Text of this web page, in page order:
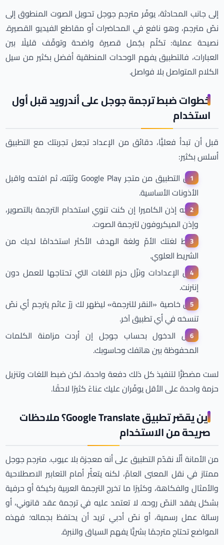
إلى جانب المحادثة، يوفّر مترجم جوجل تحويل الصوت المنطوق إلى
نصّ مترجم، وهو نافع في المحاضرات أو مقاطع الفيديو القصيرة.
نصيحة عملية: تكلّم بجُمل قصيرة واضحة وتوقّف قليلًا بين
العبارات، فالتطبيق يفهم الوحدات المنطقية أفضل بكثير من سيل
الكلام المتواصل بلا فواصل.
خطوات ضبط ترجمة جوجل على أندرويد قبل أول
استخدام
قبل أن تبدأ فعليًّا، دقائق من الإعداد تجعل تجربتك مع التطبيق
أسلس بكثير:
حمّل التطبيق من متجر Google Play وثبّته، ثم افتحه واقبل
الأذونات الأساسية.
امنحه إذن الكاميرا إن كنت تنوي استخدام الترجمة بالتصوير،
وإذن الميكروفون لترجمة الصوت.
اضبط لغتك الأمّ ولغة الهدف الأكثر استخدامًا لديك من
الشريط العلوي.
ادخل الإعدادات ونزّل حزم اللغات التي تحتاجها للعمل دون
إنترنت.
فعّل خاصية «النقر للترجمة» ليظهر لك زرّ عائم يترجم أي نصّ
تنسخه في أي تطبيق آخر.
سجّل الدخول بحساب جوجل إن أردت مزامنة الكلمات
المحفوظة بين هاتفك وحاسوبك.
لست مضطرًّا لتنفيذ كل ذلك دفعة واحدة، لكن ضبط اللغات وتنزيل
حزمة واحدة على الأقل يوفّران عليك عناءً كثيرًا لاحقًا.
أين يقصّر تطبيق Google Translate؟ ملاحظات
صريحة من الاستخدام
من الأمانة ألّا نقدّم التطبيق على أنه معجزة بلا عيوب. مترجم جوجل
ممتاز في نقل المعنى العامّ، لكنه يتعثّر أمام التعابير الاصطلاحية
والأمثال والفكاهة، وكثيرًا ما تخرج الترجمة العربية ركيكة أو حرفية
بشكل يفقد النصّ روحه. لا تعتمد عليه في ترجمة عقد قانوني، أو
رسالة عمل رسمية، أو نصّ أدبي تريد أن يحتفظ بجماله؛ فهذه
المواضع تحتاج مترجمًا بشريًّا يفهم السياق والنبرة.